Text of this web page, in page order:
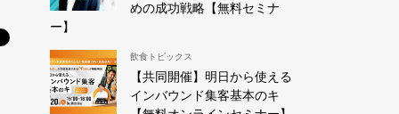
めの成功戦略【無料セミナ
ー】
飲食トピックス
【共同開催】明日から使える
インバウンド集客基本のキ